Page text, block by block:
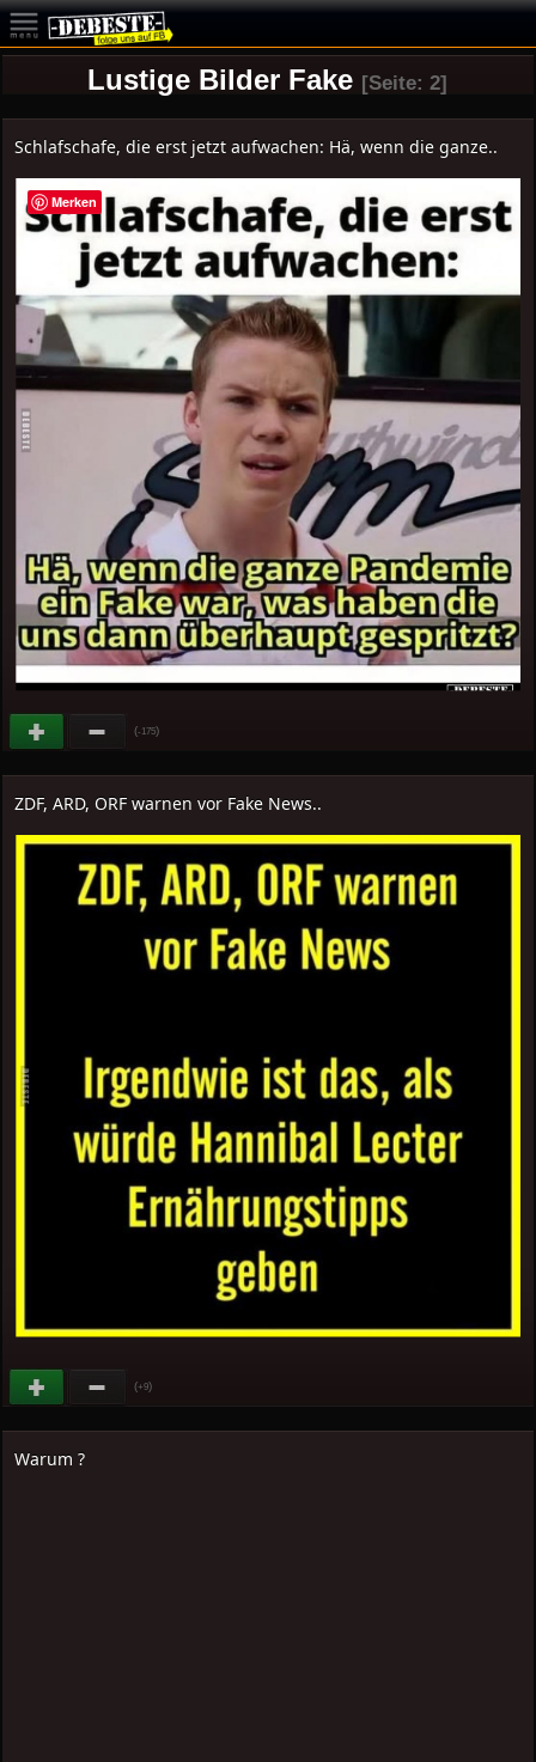
Lustige Bilder Fake [Seite: 2]
Schlafschafe, die erst jetzt aufwachen: Hä, wenn die ganze..
(-175)
ZDF, ARD, ORF warnen vor Fake News..
(+9)
Warum ?
Merken